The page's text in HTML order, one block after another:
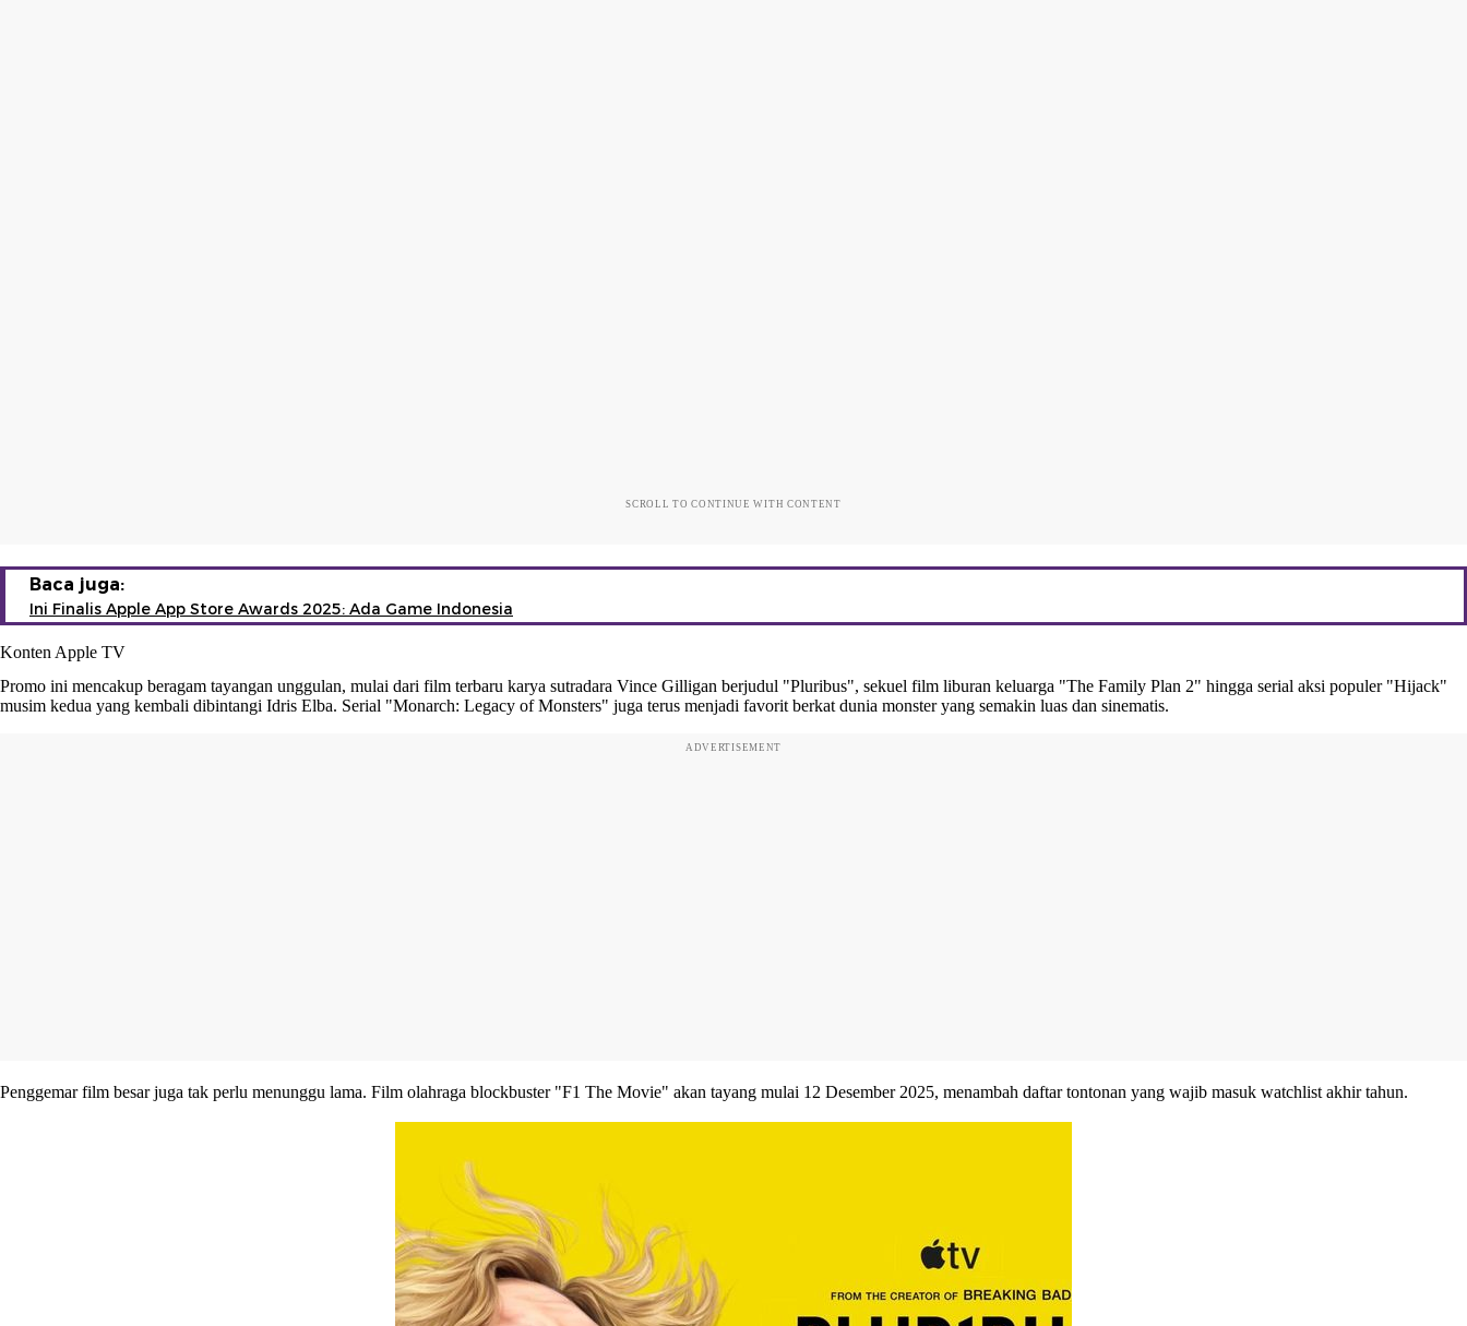
SCROLL TO CONTINUE WITH CONTENT
Baca juga:
Ini Finalis Apple App Store Awards 2025: Ada Game Indonesia
Konten Apple TV
Promo ini mencakup beragam tayangan unggulan, mulai dari film terbaru karya sutradara Vince Gilligan berjudul "Pluribus", sekuel film liburan keluarga "The Family Plan 2" hingga serial aksi populer "Hijack"
musim kedua yang kembali dibintangi Idris Elba. Serial "Monarch: Legacy of Monsters" juga terus menjadi favorit berkat dunia monster yang semakin luas dan sinematis.
ADVERTISEMENT
Penggemar film besar juga tak perlu menunggu lama. Film olahraga blockbuster "F1 The Movie" akan tayang mulai 12 Desember 2025, menambah daftar tontonan yang wajib masuk watchlist akhir tahun.